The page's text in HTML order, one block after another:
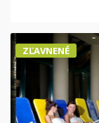
ZĽAVNENÉ